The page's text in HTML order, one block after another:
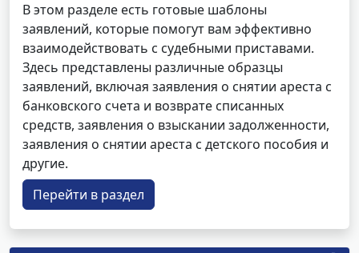
В этом разделе есть готовые шаблоны
заявлений, которые помогут вам эффективно
взаимодействовать с судебными приставами.
Здесь представлены различные образцы
заявлений, включая заявления о снятии ареста с
банковского счета и возврате списанных
средств, заявления о взыскании задолженности,
заявления о снятии ареста с детского пособия и
другие.
Перейти в раздел